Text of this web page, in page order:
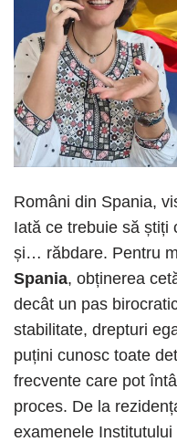
Români din Spania,
Iată ce trebuie să știți
și… răbdare. Pentru
Spania, obținerea
decât un pas
stabilitate, drepturi
puțini cunosc toate
frecvente care pot
proces. De la
examenele